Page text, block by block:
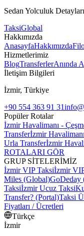
Sedan Yolculuk Detayları
TaksiGlobal
Hakkımızda
AnasayfaHakkımızda
Hizmetlerimiz
BlogTransferlerAnında
İletişim Bilgileri
İzmir, Türkiye
+90 554 363 91 31
Popüler Rotalar
İzmir Havalimanı -
Transferİzmir
Urla Transferİzmir
ROTALARI GÖR
GRUP SİTELERİMİZ
İzmir VIP Taksiİzmir
Miles (Global)GoDeday
Taksiİzmir Ucuz Taksi
Transfer? (Portal)Taksi
Fiyatları / Ücretleri
Türkçe
İzmir